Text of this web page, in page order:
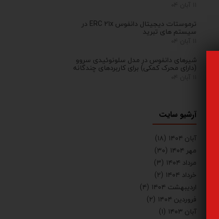
ترموستات دیجیتال دانفوس ERC 21x در
سیستم های تبرید
شیرهای دانفوس در مدل سلونوئیدی سروو
(دارای محرک کمکی) برای کاربردهای چندگانه
آرشیو سایت
آبان ۱۴۰۴
(۱۸)
مهر ۱۴۰۴
(۳۰)
مرداد ۱۴۰۴
(۳)
خرداد ۱۴۰۴
(۲)
اردیبهشت ۱۴۰۴
(۴)
فروردین ۱۴۰۴
(۲)
آبان ۱۴۰۳
(۱)